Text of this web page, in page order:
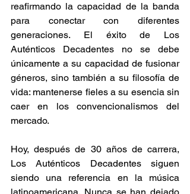
reafirmando la capacidad de la banda
para conectar con diferentes
generaciones. El éxito de Los
Auténticos Decadentes no se debe
únicamente a su capacidad de fusionar
géneros, sino también a su filosofía de
vida: mantenerse fieles a su esencia sin
caer en los convencionalismos del
mercado.
Hoy, después de 30 años de carrera,
Los Auténticos Decadentes siguen
siendo una referencia en la música